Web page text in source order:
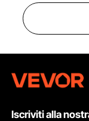
Iscriviti alla